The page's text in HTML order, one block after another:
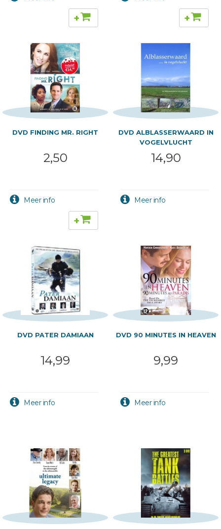
+ +
DVD FINDING MR. RIGHT
2,50
+
DVD ALBLASSERWAARD IN
VOGELVLUCHT
14,90
DVD PATER DAMIAAN
14,99
DVD 90 MINUTES IN HEAVEN
9,99